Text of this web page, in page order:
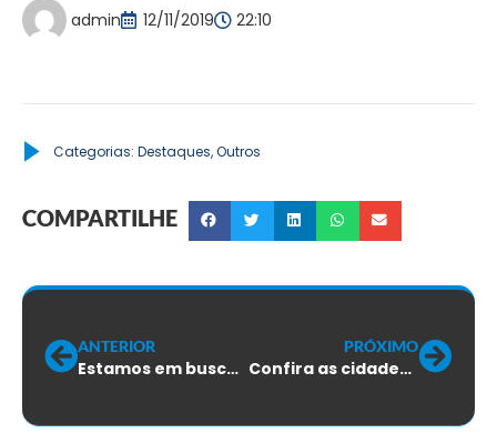
admin 12/11/2019 22:10
Categorias: Destaques,Outros
COMPARTILHE
ANTERIOR
Estamos em busca de mais uma parceria para você
PRÓXIMO
Confira as cidades e datas das assembleias